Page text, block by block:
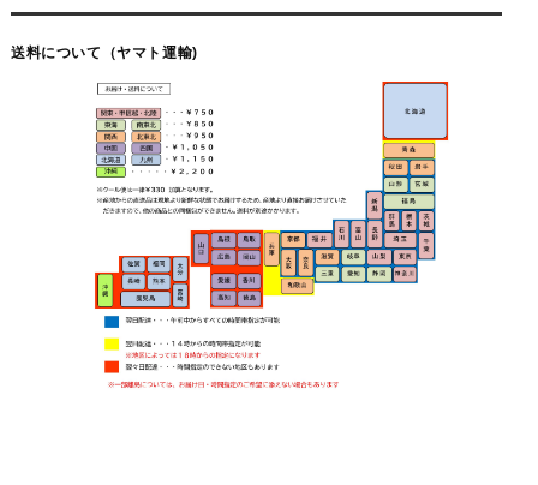
送料について（ヤマト運輸)